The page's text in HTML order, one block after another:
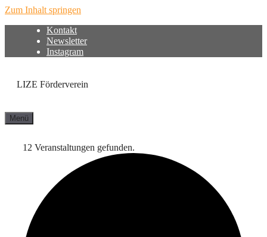
Zum Inhalt springen
Kontakt
Newsletter
Instagram
LIZE Förderverein
Menü
12 Veranstaltungen gefunden.